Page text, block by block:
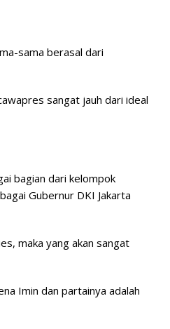
sama berasal dari
sangat jauh dari ideal
bagian dari kelompok
Gubernur DKI Jakarta
maka yang akan sangat
Imin dan partainya adalah